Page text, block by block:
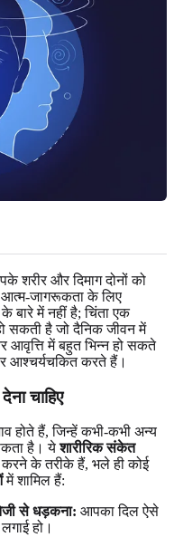
शरीर और दिमाग दोनों को
आत्म-जागरूकता के लिए
बारे में नहीं है; चिंता एक
सकती है जो दैनिक जीवन में
आवृत्ति में बहुत भिन्न हो सकते
आश्चर्यचकित करते हैं।
चाहिए
होते हैं, जिन्हें कभी-कभी अन्य
है। येशारीरिक संकेत
के तरीके हैं, भले ही कोई
में शामिल हैं:
से धड़कना: आपका दिल ऐसे
हो।